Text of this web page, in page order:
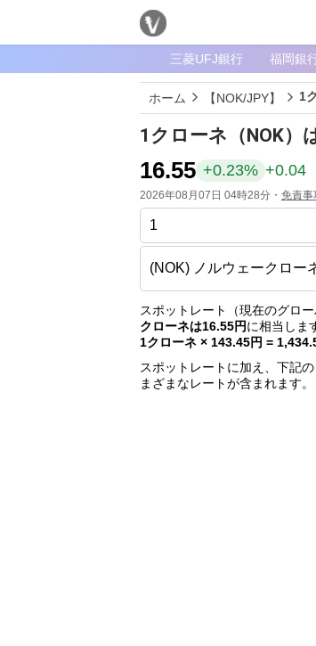
三菱UFJ銀行 福岡銀
ホーム 【NOK/JPY】 1
1クローネ（NOK）
16.55 +0.23% +0.04
2026年08月07日 04時28分・ 免責事
スポットレート（現在のグロ
クローネは16.55円に相当しま
1クローネ × 143.45円 =
スポットレートに加え、下記
まざまなレートが含まれます。